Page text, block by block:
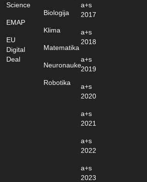
Science
EMAP
EU
Digital
Deal
Biologija
Klima
Matematika
Neuronauke
Robotika
a+s
2017
a+s
2018
a+s
2019
a+s
2020
a+s
2021
a+s
2022
a+s
2023